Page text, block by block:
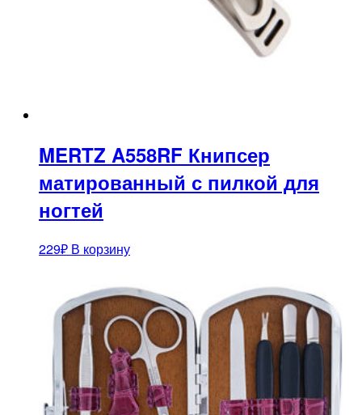
MERTZ A558RF Книпсер
матированный с пилкой для
ногтей
229₽ В корзину